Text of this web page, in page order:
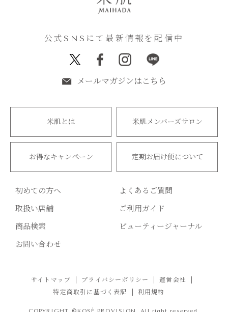
公式SNSにて最新情報を配信中
メールマガジンはこちら
米肌とは 米肌メンバーズサロン
お得なキャンペーン 定期お届け便について
初めての方へ
よくあるご質問
取扱い店舗
ご利用ガイド
商品検索
ビューティージャーナル
お問い合わせ
サイトマップ プライバシーポリシー
運営会社
特定商取引に基づく表記
利用規約